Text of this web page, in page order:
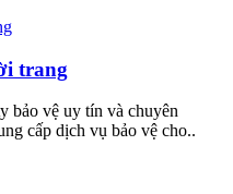
trang
bảo vệ uy tín và chuyên
cấp dịch vụ bảo vệ cho..